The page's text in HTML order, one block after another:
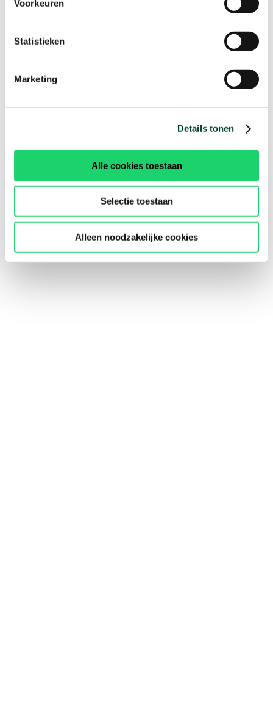
Voorkeuren
Statistieken
Marketing
Details tonen
Alle cookies toestaan
Selectie toestaan
Alleen noodzakelijke cookies